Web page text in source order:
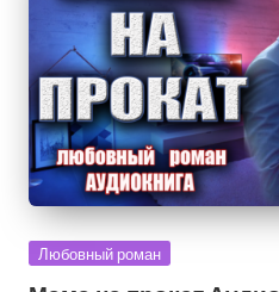
Опубликовано
Любовный роман